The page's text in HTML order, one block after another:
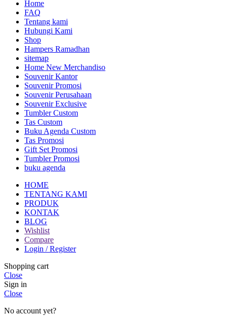
Home
FAQ
Tentang kami
Hubungi Kami
Shop
Hampers Ramadhan
sitemap
Home New Merchandiso
Souvenir Kantor
Souvenir Promosi
Souvenir Perusahaan
Souvenir Exclusive
Tumbler Custom
Tas Custom
Buku Agenda Custom
Tas Promosi
Gift Set Promosi
Tumbler Promosi
buku agenda
HOME
TENTANG KAMI
PRODUK
KONTAK
BLOG
Wishlist
Compare
Login / Register
Shopping cart
Close
Sign in
Close
No account yet?